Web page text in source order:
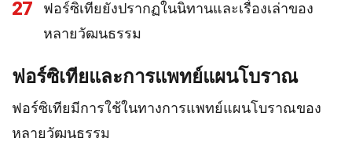
27
ฟอร์ซิเทียยังปรากฏในนิทานและเรื่องเล่าของ
หลายวัฒนธรรม
ฟอร์ซิเทียและการแพทย์แผนโบราณ
ฟอร์ซิเทียมีการใช้ในทางการแพทย์แผนโบราณของ
หลายวัฒนธรรม